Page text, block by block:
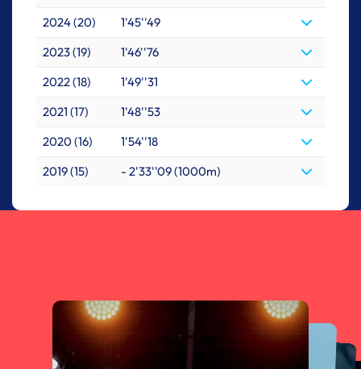
2024 (20)
1'45''49
2023 (19)
1'46''76
2022 (18)
1'49''31
2021 (17)
1'48''53
2020 (16)
1'54''18
2019 (15)
- 2'33''09 (1000m)